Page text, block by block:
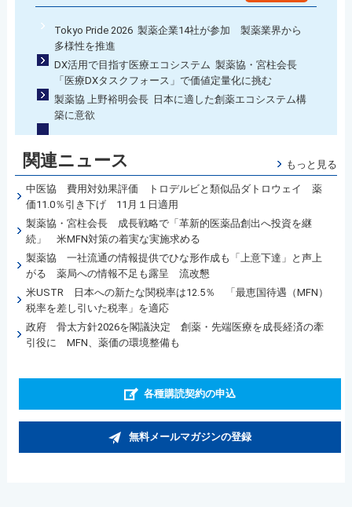
Tokyo Pride 2026 製薬企業14社が参加 製薬業界から
多様性を推進
DX活用で目指す医療エコシステム 製薬協・宮柱会長
「医療DXタスクフォース」で価値定量化に挑む
製薬協 上野裕明会長 日本に適した創薬エコシステム構
築に意欲
関連ニュース もっと見る
中医協 費用対効果評価 トロデルビと類似品ダトロウェイ 薬
価11.0％引き下げ 11月１日適用
製薬協・宮柱会長 成長戦略で「革新的医薬品創出へ投資を継
続」 米MFN対策の着実な実施求める
製薬協 一社流通の情報提供でひな形作成も「上意下達」と声上
がる 薬局への情報不足も露呈 流改懇
米USTR 日本への新たな関税率は12.5％ 「最恵国待遇（MFN）
税率を差し引いた税率」を適応
政府 骨太方針2026を閣議決定 創薬・先端医療を成長経済の牽
引役に MFN、薬価の環境整備も
各種購読契約の申込
無料メールマガジンの登録